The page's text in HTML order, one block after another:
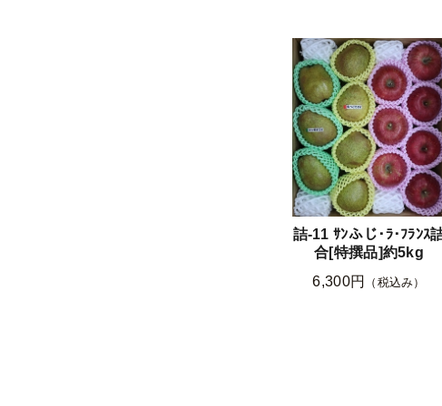
詰-11 ｻﾝふじ･ﾗ･ﾌﾗﾝｽ
合[特撰品]約5kg
6,300円
（税込み）